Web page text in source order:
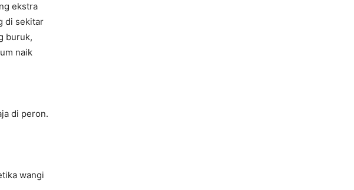
ekstra
di sekitar
buruk,
naik
di peron.
wangi